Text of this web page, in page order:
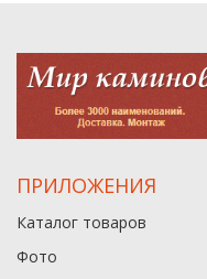
ПРИЛОЖЕНИЯ
Каталог товаров
Фото